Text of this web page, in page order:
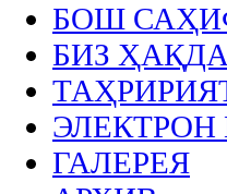
БОШ
БИЗ ҲАҚДА
ЭЛЕКТРОН
ГАЛЕРЕЯ